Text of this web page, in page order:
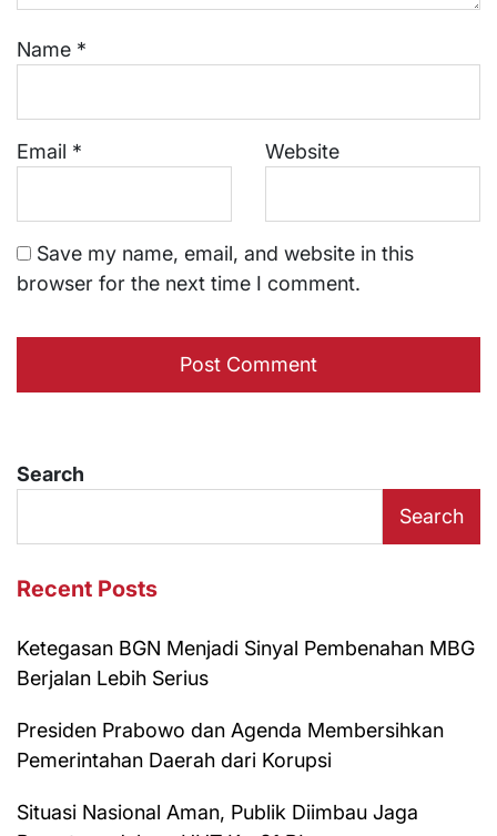
Name *
Email * Website
Save my name, email, and website in this
browser for the next time I comment.
Search
Search
Recent Posts
Ketegasan BGN Menjadi Sinyal Pembenahan MBG
Berjalan Lebih Serius
Presiden Prabowo dan Agenda Membersihkan
Pemerintahan Daerah dari Korupsi
Situasi Nasional Aman, Publik Diimbau Jaga